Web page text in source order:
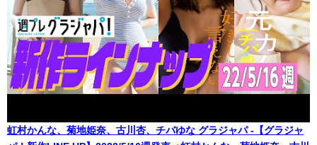
虹村かんな、菊地姫奈、古川杏、チバゆな グラジャパ -【グラジャ